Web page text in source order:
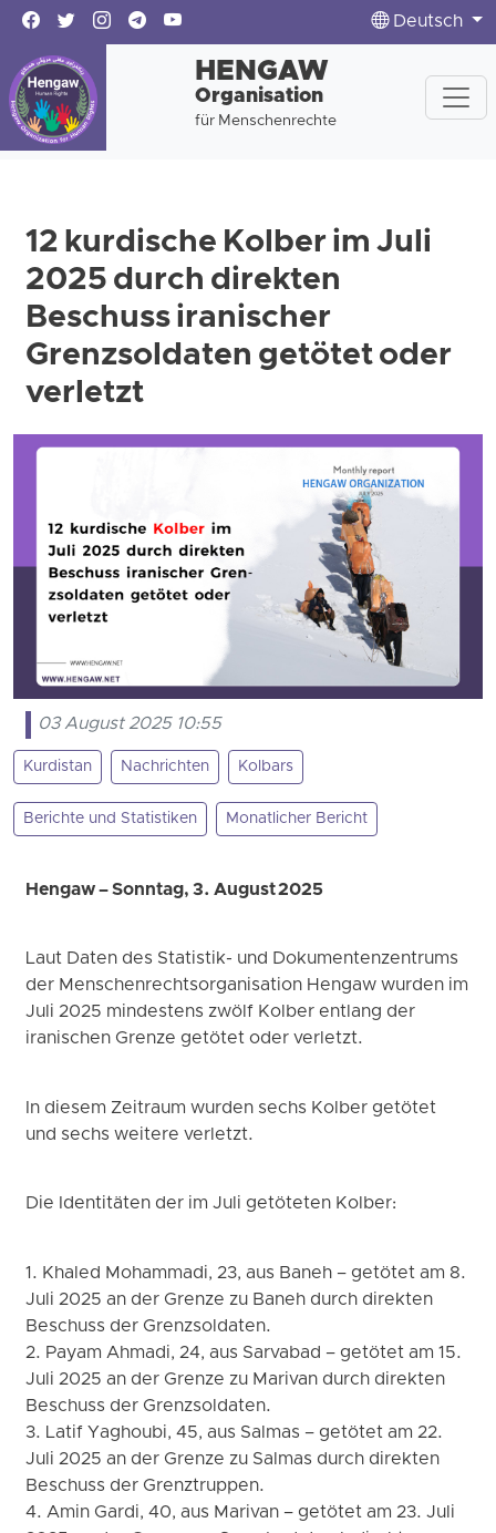
Deutsch
HENGAW
Organisation
für Menschenrechte
12 kurdische Kolber im Juli
2025 durch direkten
Beschuss iranischer
Grenzsoldaten getötet oder
verletzt
03 August 2025 10:55
Kurdistan Nachrichten Kolbars
Berichte und Statistiken Monatlicher Bericht
Hengaw – Sonntag, 3. August 2025
Laut Daten des Statistik- und Dokumentenzentrums
der Menschenrechtsorganisation Hengaw wurden im
Juli 2025 mindestens zwölf Kolber entlang der
iranischen Grenze getötet oder verletzt.
In diesem Zeitraum wurden sechs Kolber getötet
und sechs weitere verletzt.
Die Identitäten der im Juli getöteten Kolber:
1. Khaled Mohammadi, 23, aus Baneh – getötet am 8.
Juli 2025 an der Grenze zu Baneh durch direkten
Beschuss der Grenzsoldaten.
2. Payam Ahmadi, 24, aus Sarvabad – getötet am 15.
Juli 2025 an der Grenze zu Marivan durch direkten
Beschuss der Grenzsoldaten.
3. Latif Yaghoubi, 45, aus Salmas – getötet am 22.
Juli 2025 an der Grenze zu Salmas durch direkten
Beschuss der Grenztruppen.
4. Amin Gardi, 40, aus Marivan – getötet am 23. Juli